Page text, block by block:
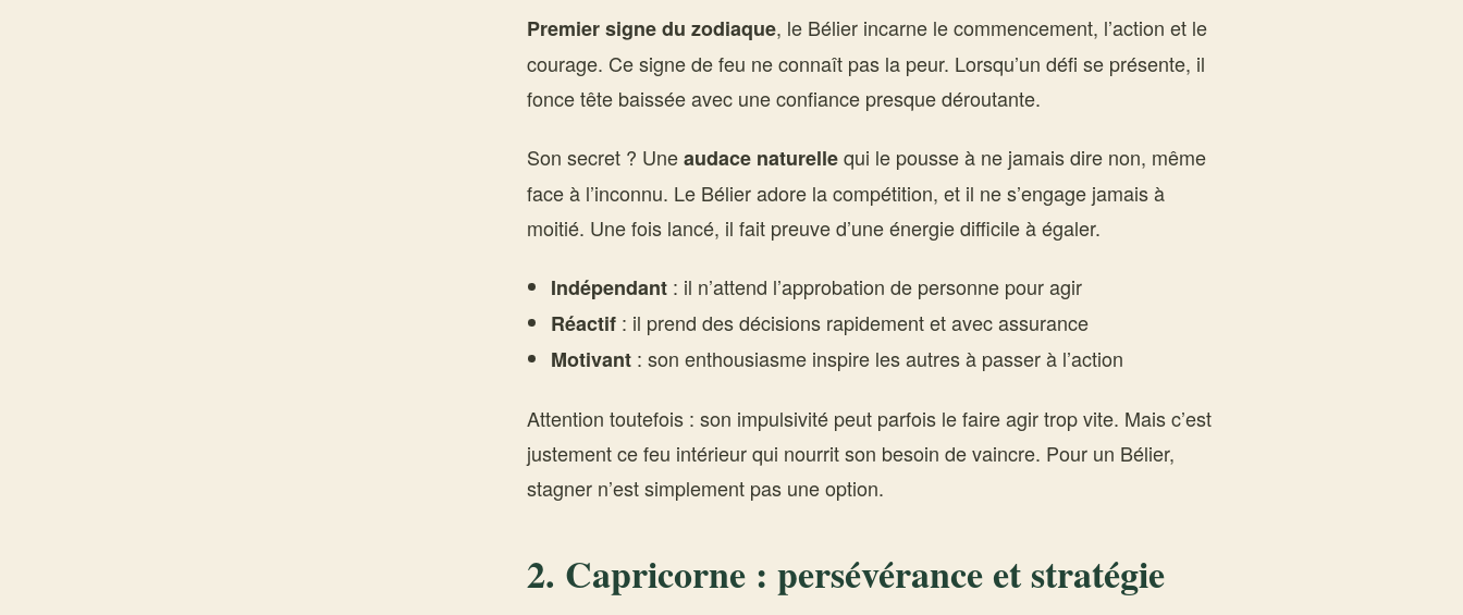
Premier signe du zodiaque, le Bélier incarne le commencement, l’action et le
courage. Ce signe de feu ne connaît pas la peur. Lorsqu’un défi se présente, il
fonce tête baissée avec une confiance presque déroutante.
Son secret ? Uneaudace naturellequi le pousse à ne jamais dire non, même
face à l’inconnu. Le Bélier adore la compétition, et il ne s’engage jamais à
moitié. Une fois lancé, il fait preuve d’une énergie difficile à égaler.
Indépendant: il n’attend l’approbation de personne pour agir
Réactif: il prend des décisions rapidement et avec assurance
Motivant: son enthousiasme inspire les autres à passer à l’action
Attention toutefois : son impulsivité peut parfois le faire agir trop vite. Mais c’est
justement ce feu intérieur qui nourrit son besoin de vaincre. Pour un Bélier,
stagner n’est simplement pas une option.
2. Capricorne : persévérance et stratégie